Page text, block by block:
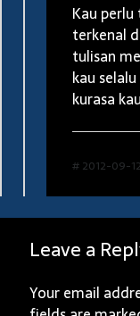
Kau
terkenal
tulisan
kau
kurasa
# 2012-09-12
Leave a
Your email